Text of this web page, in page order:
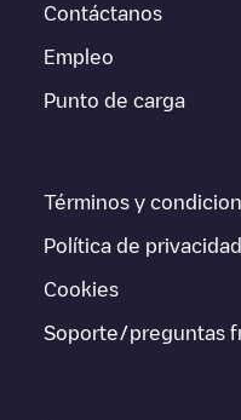
esta estación y las
Wijk aan ZeeLast Mile
Si este cargador deWijk
Zeeo ir a otras ciudades
Westzaan
Beverwijk.
Contáctanos
Empleo
Punto de carga
Términos y
Política de privacidad
Cookies
Soporte/preguntas